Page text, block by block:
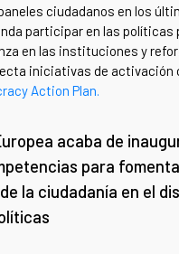
ciudadanos en los
participar en las políticas
en las instituciones y
iniciativas de activación
Action Plan.
acaba de
para
la ciudadanía en el